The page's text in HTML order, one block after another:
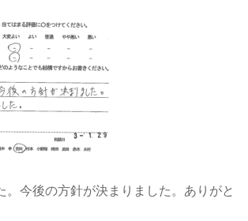
。今後の方針が決まりました。ありがと